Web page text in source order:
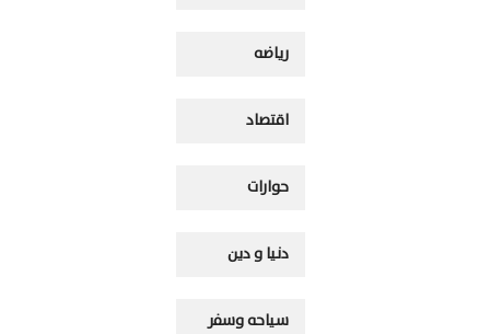
رياضه
اقتصاد
حوارات
دنيا و دين
سياحه وسفر